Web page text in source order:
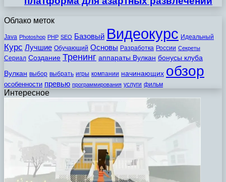
Облако меток
Java Photoshop PHP SEO Базовый Видеокурс Идеальный
Курс Лучшие Обучающий Основы Разработка России Секреты
Сериал Создание Тренинг аппараты Вулкан бонусы клуба
Вулкан выбор выбрать игры компании начинающих обзор
особенности превью программирования услуги фильм
Интересное